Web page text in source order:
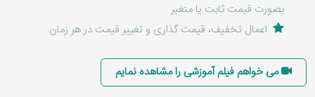
بصورت قیمت ثابت یا متغیر
اعمال تخفیف، قیمت گذاری و تغییر قیمت در هر زمان
می خواهم فیلم آموزشی را مشاهده نمایم